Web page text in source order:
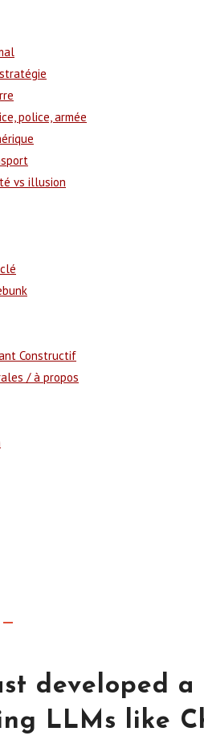
police, armée
vs illusion
Constructif
/ à propos
developed
LLMs like